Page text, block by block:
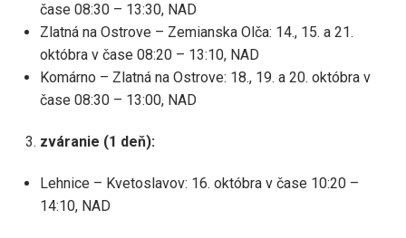
čase 08:30 – 13:30, NAD
Zlatná na Ostrove – Zemianska Olča: 14., 15. a 21.
októbra v čase 08:20 – 13:10, NAD
Komárno – Zlatná na Ostrove: 18., 19. a 20. októbra v
čase 08:30 – 13:00, NAD
zváranie (1 deň):
Lehnice – Kvetoslavov: 16. októbra v čase 10:20 –
14:10, NAD